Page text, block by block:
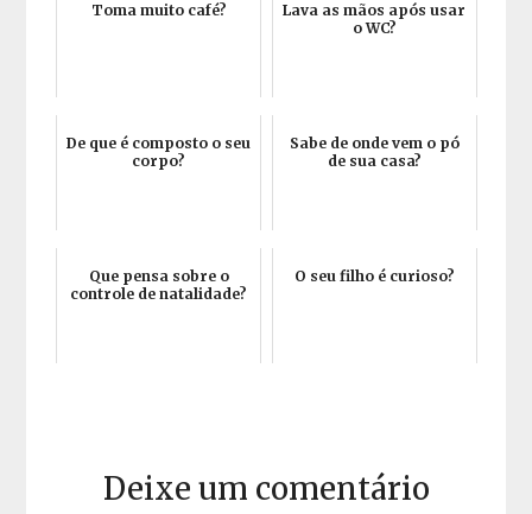
Toma muito café?
Lava as mãos após usar
o WC?
De que é composto o seu
corpo?
Sabe de onde vem o pó
de sua casa?
Que pensa sobre o
controle de natalidade?
O seu filho é curioso?
Deixe um comentário